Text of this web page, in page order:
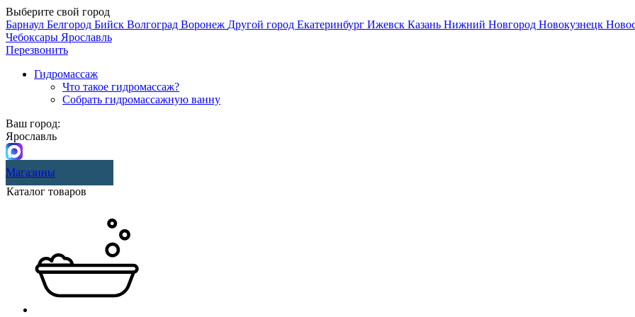
Выберите свой город
Барнаул Белгород Бийск Волгоград Воронеж Другой город Екатеринбург Ижевск Казань Нижний Новгород Новокузнецк
Чебоксары Ярославль
Перезвонить
Гидромассаж
Что такое гидромассаж?
Собрать гидромассажную ванну
Ваш город:
Ярославль
Магазины
Каталог товаров